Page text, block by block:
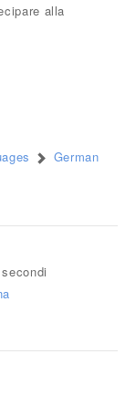
alla
German